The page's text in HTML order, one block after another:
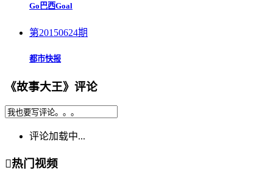
Go巴西Goal
第20150624期
都市快报
《故事大王》评论
评论加载中...
热门视频